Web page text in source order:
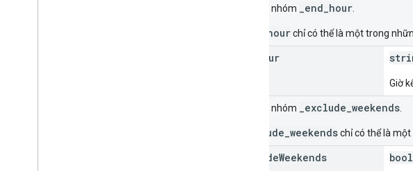
Trường nhóm _end_hour
_end_hourchỉ có thể là một trong
Hour
Giờ
Trường nhóm _exclude_weekends
_exclude_weekendschỉ có thể là
excludeWeekends